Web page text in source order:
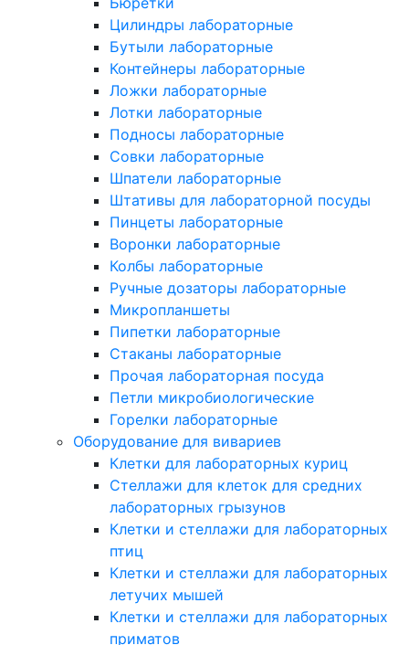
Цилиндры лабораторные
Бутыли лабораторные
Контейнеры лабораторные
Ложки лабораторные
Лотки лабораторные
Подносы лабораторные
Совки лабораторные
Шпатели лабораторные
Штативы для лабораторной посуды
Пинцеты лабораторные
Воронки лабораторные
Колбы лабораторные
Ручные дозаторы лабораторные
Микропланшеты
Пипетки лабораторные
Стаканы лабораторные
Прочая лабораторная посуда
Петли микробиологические
Горелки лабораторные
Оборудование для вивариев
Клетки для лабораторных куриц
Стеллажи для клеток для средних
лабораторных грызунов
Клетки и стеллажи для лабораторных
птиц
Клетки и стеллажи для лабораторных
летучих мышей
Клетки и стеллажи для лабораторных
приматов